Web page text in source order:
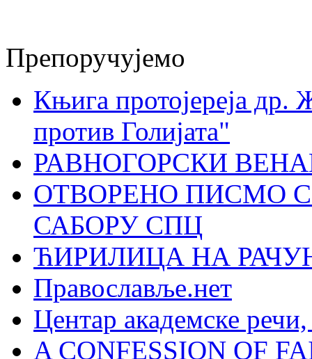
Препоручујемо
Књига протојереја др.
против Голијата"
РАВНОГОРСКИ
ОТВОРЕНО ПИСМО
САБОРУ СПЦ
ЋИРИЛИЦА НА
Православље.нет
Центар академске
A CONFESSION OF